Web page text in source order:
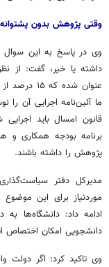
وقتی پژوهش بدون
وی در پاسخ به این
داشته یا خیر، گفت: از
عنوان
ما آئین‌نامه اجرایی آن
قانون امسال باید
برنامه بودجه همکاری و
پژوهش را داشته باشند.
مدیرکل دفتر
موردنیاز برای این
ادامه داد: دانشگاه‌ها
دانشجویی امکان اختصاص
وی تاکید کرد: اگر دولت